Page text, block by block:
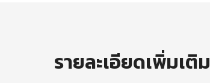
รายละเอียดเพิ่มเติม